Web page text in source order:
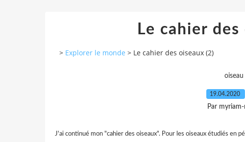
Le cahier
> Explorer le monde > Le cahier des oiseaux (2)
oiseau
19.04.2020
Par
J'ai continué mon "cahier des oiseaux". Pour les oiseaux étudiés en